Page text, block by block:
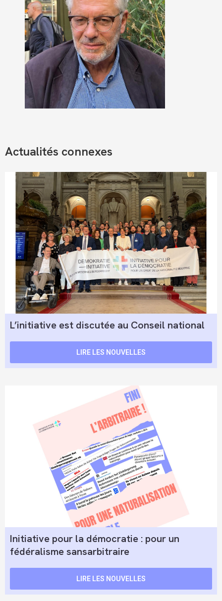
Actualités connexes
L’initiative est discutée au Conseil national
LIRE LES NOUVELLES
Initiative pour la démocratie : pour un
fédéralisme sansarbitraire
LIRE LES NOUVELLES